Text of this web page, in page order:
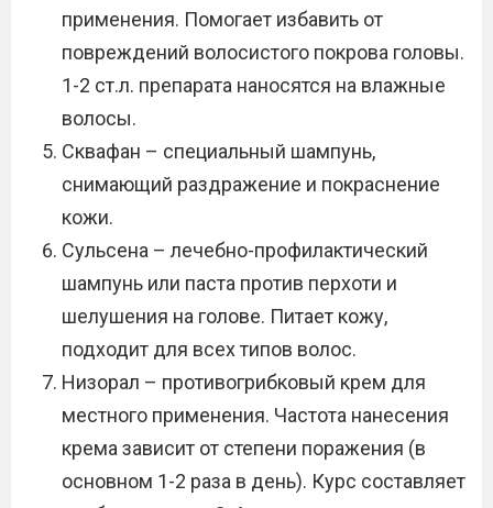
применения. Помогает избавить от
повреждений волосистого покрова головы.
1-2 ст.л. препарата наносятся на влажные
волосы.
Сквафан – специальный шампунь,
снимающий раздражение и покраснение
кожи.
Сульсена – лечебно-профилактический
шампунь или паста против перхоти и
шелушения на голове. Питает кожу,
подходит для всех типов волос.
Низорал – противогрибковый крем для
местного применения. Частота нанесения
крема зависит от степени поражения (в
основном 1-2 раза в день). Курс составляет